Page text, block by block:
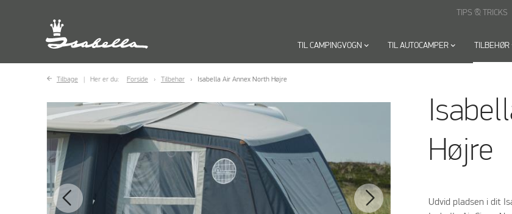
TIL CAMPINGVOGN keyboard_arrow_down TIL AUTOCAMPERkeyboard_arrow_down TILBEHØR
TIPS & TRICKS
Tilbage Her er du: Forside Tilbehør Isabella Air Annex North Højre
Højre
Udvid pladsen i dit